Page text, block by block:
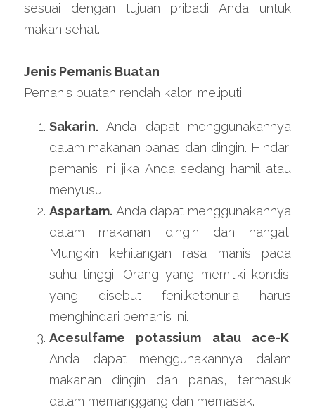
sesuai dengan tujuan pribadi Anda untuk
makan sehat.
Jenis Pemanis Buatan
Pemanis buatan rendah kalori meliputi:
Sakarin. Anda dapat menggunakannya
dalam makanan panas dan dingin. Hindari
pemanis ini jika Anda sedang hamil atau
menyusui.
Aspartam. Anda dapat menggunakannya
dalam makanan dingin dan hangat.
Mungkin kehilangan rasa manis pada
suhu tinggi. Orang yang memiliki kondisi
yang disebut fenilketonuria harus
menghindari pemanis ini.
Acesulfame potassium atau ace-K.
Anda dapat menggunakannya dalam
makanan dingin dan panas, termasuk
dalam memanggang dan memasak.